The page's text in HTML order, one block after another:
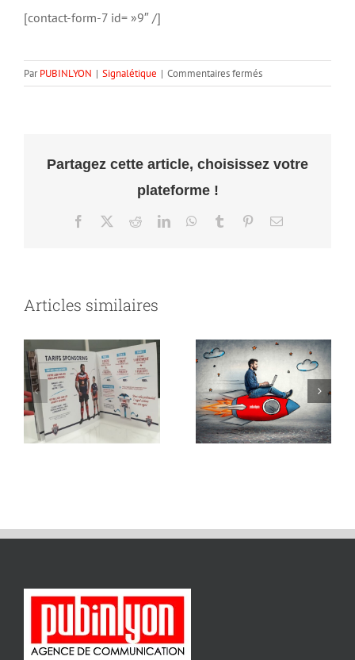
[contact-form-7 id= »9″ /]
ParPUBINLYON | Signalétique | Commentaires ferméssur
Pourquoi
?
Partagez cette article, choisissez votre
plateforme !
Facebook RedditLinkedInWhatsApp
Tumblr PinterestEmail
Articles similaires